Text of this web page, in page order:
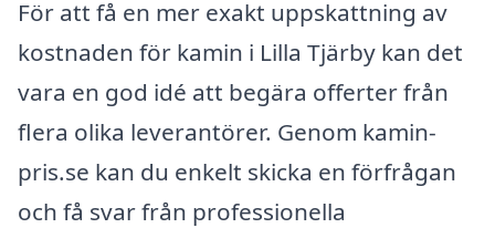
För att få en mer exakt uppskattning av
kostnaden för kamin i Lilla Tjärby kan det
vara en god idé att begära offerter från
flera olika leverantörer. Genom kamin-
pris.se kan du enkelt skicka en förfrågan
och få svar från professionella